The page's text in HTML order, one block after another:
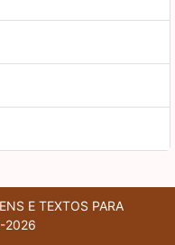
E TEXTOS PARA
2026